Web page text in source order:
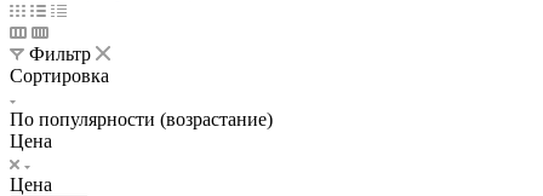
Фильтр
Сортировка
По популярности (возрастание)
Цена
Цена